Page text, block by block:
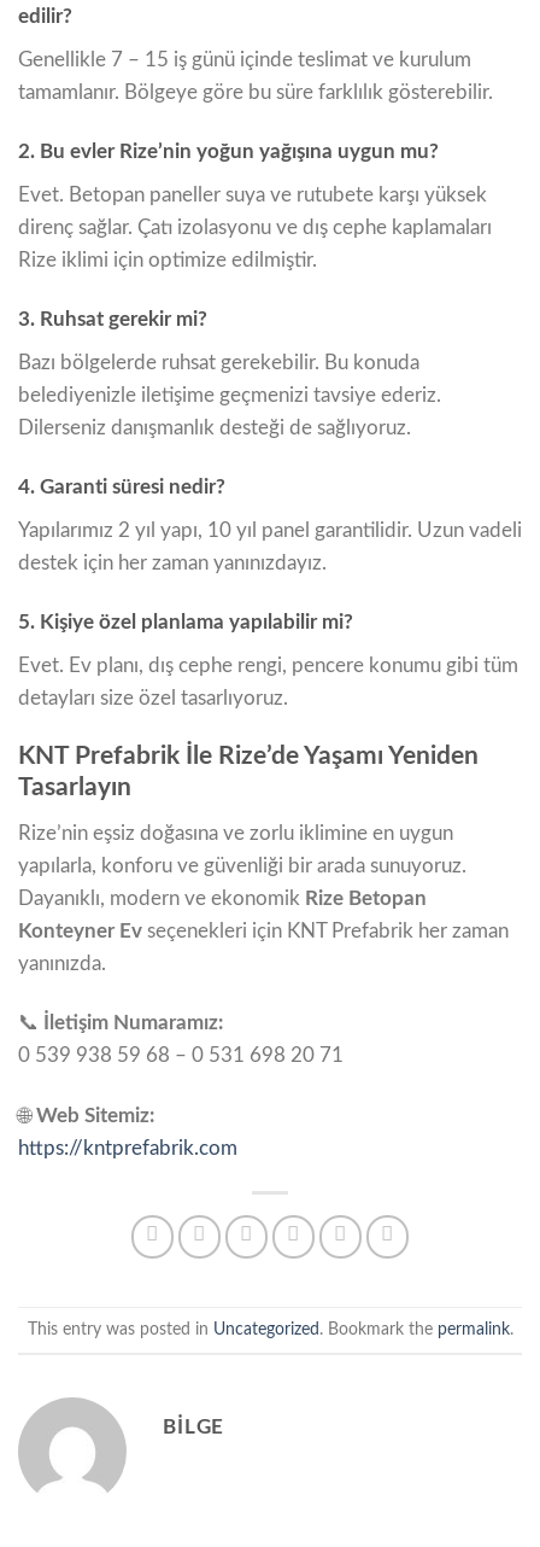
edilir?
Genellikle 7 – 15 iş günü içinde teslimat ve kurulum
tamamlanır. Bölgeye göre bu süre farklılık gösterebilir.
2. Bu evler Rize’nin yoğun yağışına uygun mu?
Evet. Betopan paneller suya ve rutubete karşı yüksek
direnç sağlar. Çatı izolasyonu ve dış cephe kaplamaları
Rize iklimi için optimize edilmiştir.
3. Ruhsat gerekir mi?
Bazı bölgelerde ruhsat gerekebilir. Bu konuda
belediyenizle iletişime geçmenizi tavsiye ederiz.
Dilerseniz danışmanlık desteği de sağlıyoruz.
4. Garanti süresi nedir?
Yapılarımız 2 yıl yapı, 10 yıl panel garantilidir. Uzun vadeli
destek için her zaman yanınızdayız.
5. Kişiye özel planlama yapılabilir mi?
Evet. Ev planı, dış cephe rengi, pencere konumu gibi tüm
detayları size özel tasarlıyoruz.
KNT Prefabrik İle Rize’de Yaşamı Yeniden
Tasarlayın
Rize’nin eşsiz doğasına ve zorlu iklimine en uygun
yapılarla, konforu ve güvenliği bir arada sunuyoruz.
Dayanıklı, modern ve ekonomik Rize Betopan
Konteyner Ev seçenekleri için KNT Prefabrik her zaman
yanınızda.
📞
İletişim Numaramız:
0 539 938 59 68 – 0 531 698 20 71
🌐Web Sitemiz:
https://kntprefabrik.com
This entry was posted in Uncategorized . Bookmark the permalink.
BILGE